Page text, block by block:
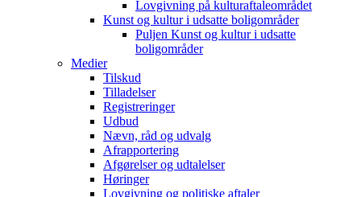
Lovgivning på kulturaftaleområdet
Kunst og kultur i udsatte boligområder
Puljen Kunst og kultur i udsatte
boligområder
Medier
Tilskud
Tilladelser
Registreringer
Udbud
Nævn, råd og udvalg
Afrapportering
Afgørelser og udtalelser
Høringer
Lovgivning og politiske aftaler